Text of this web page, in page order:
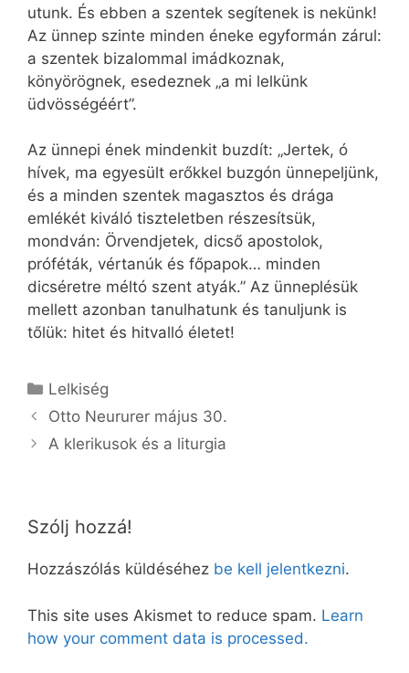
utunk. És ebben a szentek segítenek is nekünk!
Az ünnep szinte minden éneke egyformán zárul:
a szentek bizalommal imádkoznak,
könyörögnek, esedeznek „a mi lelkünk
üdvösségéért”.
Az ünnepi ének mindenkit buzdít: „Jertek, ó
hívek, ma egyesült erőkkel buzgón ünnepeljünk,
és a minden szentek magasztos és drága
emlékét kiváló tiszteletben részesítsük,
mondván: Örvendjetek, dicső apostolok,
próféták, vértanúk és főpapok… minden
dicséretre méltó szent atyák.” Az ünneplésük
mellett azonban tanulhatunk és tanuljunk is
tőlük: hitet és hitvalló életet!
Kategória
Lelkiség
Otto Neururer május 30.
A klerikusok és a liturgia
Szólj hozzá!
Hozzászólás küldéséhez be kell jelentkezni.
This site uses Akismet to reduce spam. Learn
how your comment data is processed.